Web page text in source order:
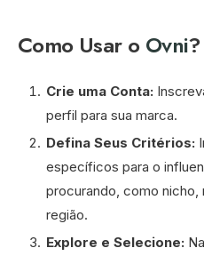
Como Usar o Ovni?
Crie uma Conta:
perfil para sua marca.
Defina Seus Critérios:
específicos para o
procurando, como nicho,
região.
Explore e Selecione: